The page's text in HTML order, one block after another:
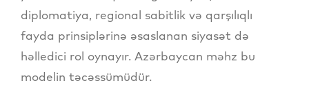
diplomatiya, regional sabitlik və qarşılıqlı
fayda prinsiplərinə əsaslanan siyasət də
həlledici rol oynayır. Azərbaycan məhz bu
modelin təcəssümüdür.